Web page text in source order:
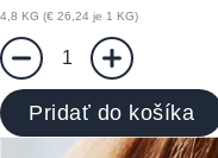
4,8 KG (€ 26,24 je 1 KG)
1
Pridať do košíka